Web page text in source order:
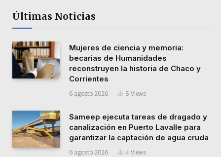
Últimas Noticias
Mujeres de ciencia y memoria:
becarias de Humanidades
reconstruyen la historia de Chaco y
Corrientes
6 agosto 2026 5 Views
Sameep ejecuta tareas de dragado y
canalización en Puerto Lavalle para
garantizar la captación de agua cruda
6 agosto 2026 4 Views